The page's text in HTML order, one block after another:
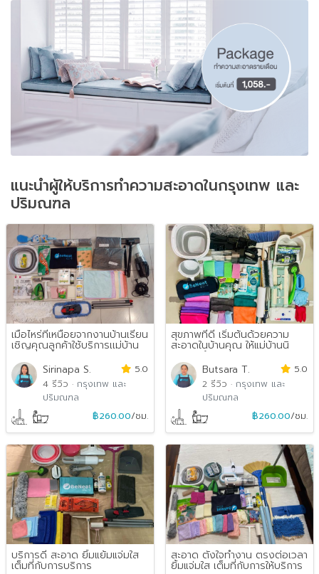
แนะนำผู้ให้บริการทำความสะอาดในกรุงเทพ และ
ปริมณฑล
เมื่อไหร่ที่เหนื่อยจากงานบ้านเรียน
เชิญคุณลูกค้าใช้บริการเเม่บ้าน
นุ้ยนะ...
Sirinapa S.
5.0
4 รีวิว · กรุงเทพ และ
ปริมณฑล
฿260.00/ชม.
สุขภาพที่ดี เริ่มต้นด้วยความ
สะอาดในบ้านคุณ ให้แม่บ้านนิ
จัดการทำความสะ...
Butsara T.
5.0
2 รีวิว · กรุงเทพ และ
ปริมณฑล
฿260.00/ชม.
บริการดี สะอาด ยิ้มแย้มแจ่มใส
เต็มที่กับการบริการ
สะอาด ตั้งใจทำงาน ตรงต่อเวลา
ยิ้มแจ่มใส เต็มที่กับการให้บริการ